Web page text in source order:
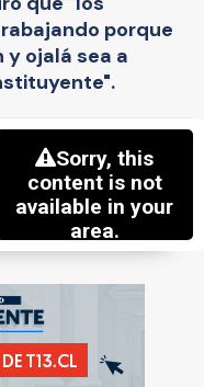
porque
y ojalá sea a